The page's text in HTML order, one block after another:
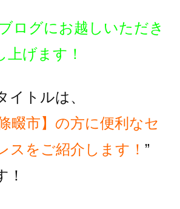
ログにお越しいただき
上げます！
イトルは、
畷市】の方に便利なセ
スをご紹介します！ ”
！